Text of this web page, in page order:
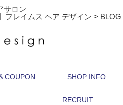
サロン
フレイムス ヘア デザイン > BLOG
COUPON SHOP INFO
RECRUIT